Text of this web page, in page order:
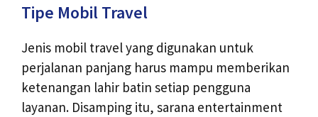
Tipe Mobil Travel
Jenis mobil travel yang digunakan untuk
perjalanan panjang harus mampu memberikan
ketenangan lahir batin setiap pengguna
layanan. Disamping itu, sarana entertainment